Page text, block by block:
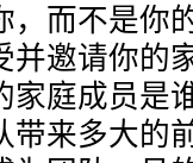
，而不是你
并邀请你的
家庭成员是
带来多大的